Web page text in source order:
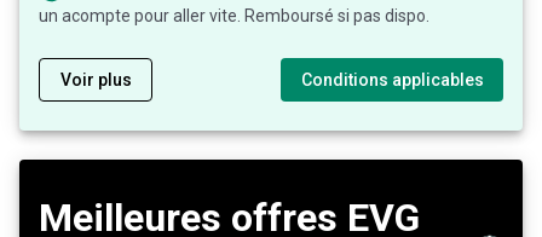
un acompte pour aller vite. Remboursé si pas dispo.
Voir plus Conditions applicables
Meilleures offres EVG